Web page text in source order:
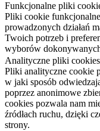
Funkcjonalne pliki
Pliki cookie
prowadzonych działań
Twoich potrzeb i
wyborów
Analityczne pliki cookies
Pliki analityczne cookie
w jaki sposób
poprzez anonimowe
cookies pozwala nam
źródłach ruchu, dzięki
strony.